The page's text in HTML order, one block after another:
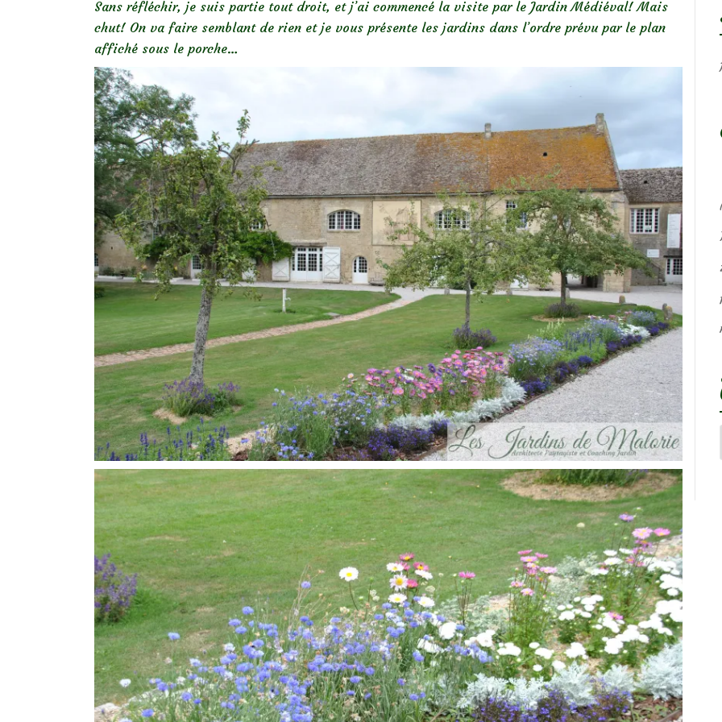
Sans réfléchir, je suis partie tout droit, et j’ai commencé la visite par le Jardin Médiéval! Mais
chut! On va faire semblant de rien et je vous présente les jardins dans l’ordre prévu par le plan
affiché sous le porche…